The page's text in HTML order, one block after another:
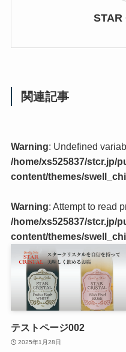
STAR
関連記事
Warning: Undefined
/home/xs525837/stcr.jp/
content/themes/
Warning: Attempt to read
/home/xs525837/stcr.jp/
content/themes/
テストページ002
2025年1月28日